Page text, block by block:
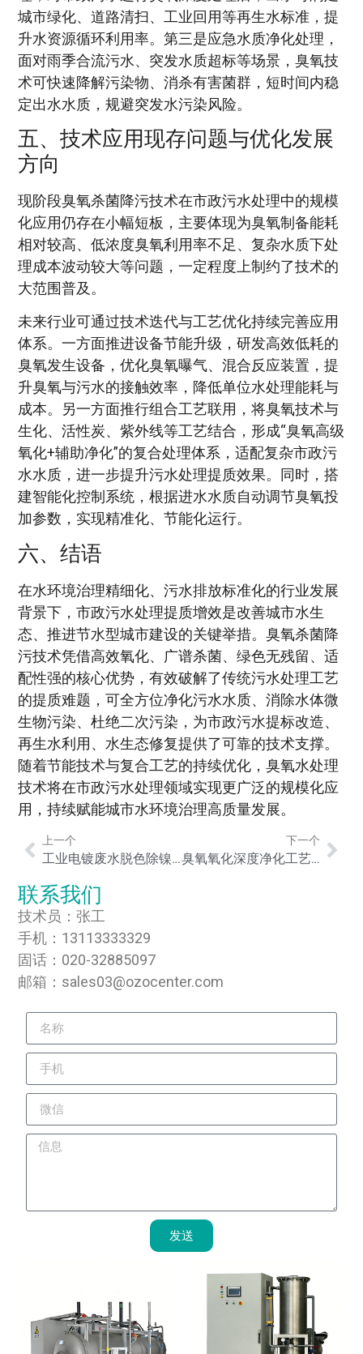
城市绿化、道路清扫、工业回用等再生水标准，提
升水资源循环利用率。第三是应急水质净化处理，
面对雨季合流污水、突发水质超标等场景，臭氧技
术可快速降解污染物、消杀有害菌群，短时间内稳
定出水水质，规避突发水污染风险。
五、技术应用现存问题与优化发展
方向
现阶段臭氧杀菌降污技术在市政污水处理中的规模
化应用仍存在小幅短板，主要体现为臭氧制备能耗
相对较高、低浓度臭氧利用率不足、复杂水质下处
理成本波动较大等问题，一定程度上制约了技术的
大范围普及。
未来行业可通过技术迭代与工艺优化持续完善应用
体系。一方面推进设备节能升级，研发高效低耗的
臭氧发生设备，优化臭氧曝气、混合反应装置，提
升臭氧与污水的接触效率，降低单位水处理能耗与
成本。另一方面推行组合工艺联用，将臭氧技术与
生化、活性炭、紫外线等工艺结合，形成“臭氧高级
氧化+辅助净化”的复合处理体系，适配复杂市政污
水水质，进一步提升污水处理提质效果。同时，搭
建智能化控制系统，根据进水水质自动调节臭氧投
加参数，实现精准化、节能化运行。
六、结语
在水环境治理精细化、污水排放标准化的行业发展
背景下，市政污水处理提质增效是改善城市水生
态、推进节水型城市建设的关键举措。臭氧杀菌降
污技术凭借高效氧化、广谱杀菌、绿色无残留、适
配性强的核心优势，有效破解了传统污水处理工艺
的提质难题，可全方位净化污水水质、消除水体微
生物污染、杜绝二次污染，为市政污水提标改造、
再生水利用、水生态修复提供了可靠的技术支撑。
随着节能技术与复合工艺的持续优化，臭氧水处理
技术将在市政污水处理领域实现更广泛的规模化应
用，持续赋能城市水环境治理高质量发展。
上一个
工业电镀废水脱色除镍臭氧处理设备应用：高效解决色度与总镍超标难题
下一个
臭氧氧化深度净化工艺处理城市生活污水的效能与应用研究
联系我们
技术员：张工
手机：13113333329
固话：020-32885097
邮箱：sales03@ozocenter.com
发送